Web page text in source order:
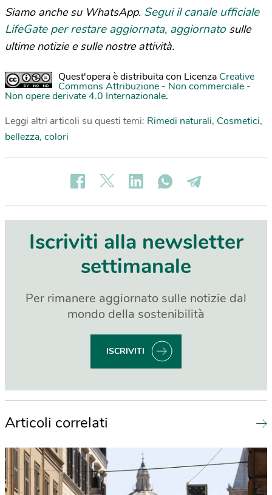
Siamo anche su WhatsApp. Segui il canale ufficiale
LifeGate per restare aggiornata, aggiornato sulle
ultime notizie e sulle nostre attività.
Quest'opera è distribuita con Licenza Creative
Commons Attribuzione - Non commerciale -
Non opere derivate 4.0 Internazionale.
Leggi altri articoli su questi temi: Rimedi naturali, Cosmetici,
bellezza, colori
Iscriviti alla newsletter
settimanale
Per rimanere aggiornato sulle notizie dal
mondo della sostenibilità
ISCRIVITI
Articoli correlati